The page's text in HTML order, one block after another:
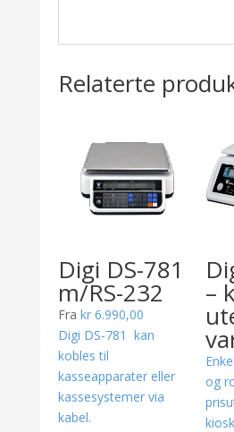
Relaterte
Digi DS-781
m/RS-232
Fra kr6.990,00
Digi DS-781 kan
kobles til
kasseapparater eller
kassesystemer via
kabel.
–
og